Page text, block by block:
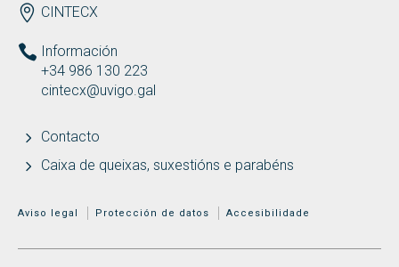
ENDEREZO
CINTECX
Información
+34 986 130 223
cintecx@uvigo.gal
Contacto
Caixa de queixas, suxestións e parabéns
MENÚ ADICIONAL
Aviso legal Protección de datos Accesibilidade